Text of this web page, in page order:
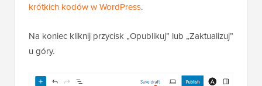
krótkich kodów w WordPress.
Na koniec kliknij przycisk „Opublikuj” lub „Zaktualizuj”
u góry.